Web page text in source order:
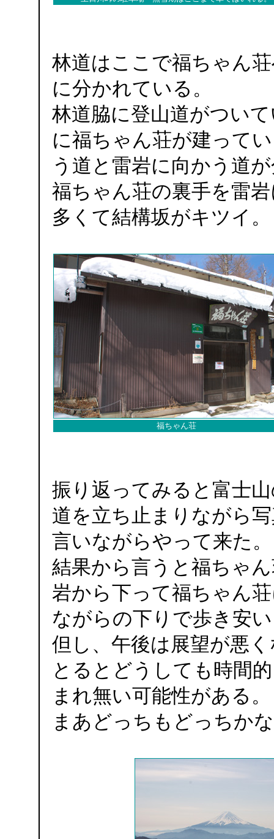
林道はここで福ちゃん
に分かれている。
林道脇に登山道がつい
に福ちゃん荘が建って
う道と雷岩に向かう道
福ちゃん荘の裏手を雷
多くて結構坂がキツイ。
福ちゃん荘
振り返ってみると富士
道を立ち止まりながら
言いながらやって来た。
結果から言うと福ちゃ
岩から下って福ちゃん
ながらの下りで歩き安
但し、午後は展望が悪
とるとどうしても時間
まれ無い可能性がある。
まあどっちもどっちか